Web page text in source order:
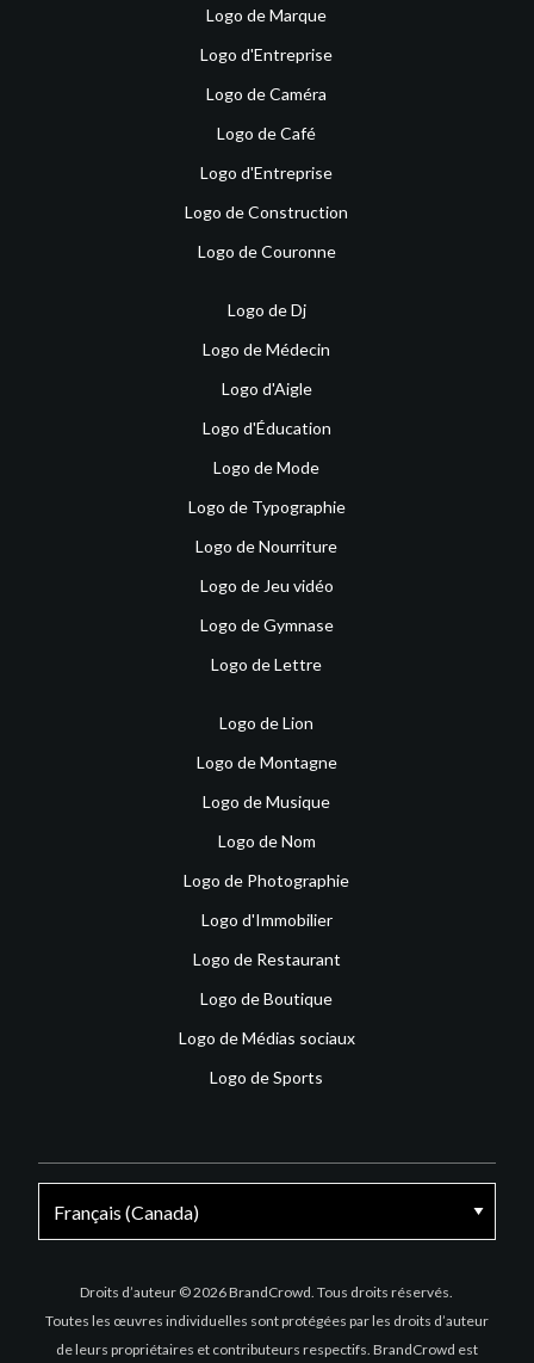
Logo de Marque
Logo d'Entreprise
Logo de Caméra
Logo de Café
Logo d'Entreprise
Logo de Construction
Logo de Couronne
Logo de Dj
Logo de Médecin
Logo d'Aigle
Logo d'Éducation
Logo de Mode
Logo de Typographie
Logo de Nourriture
Logo de Jeu vidéo
Logo de Gymnase
Logo de Lettre
Logo de Lion
Logo de Montagne
Logo de Musique
Logo de Nom
Logo de Photographie
Logo d'Immobilier
Logo de Restaurant
Logo de Boutique
Logo de Médias sociaux
Logo de Sports
Droits d’auteur © 2026 BrandCrowd. Tous droits réservés.
Toutes les œuvres individuelles sont protégées par les droits d’auteur
de leurs propriétaires et contributeurs respectifs. BrandCrowd est